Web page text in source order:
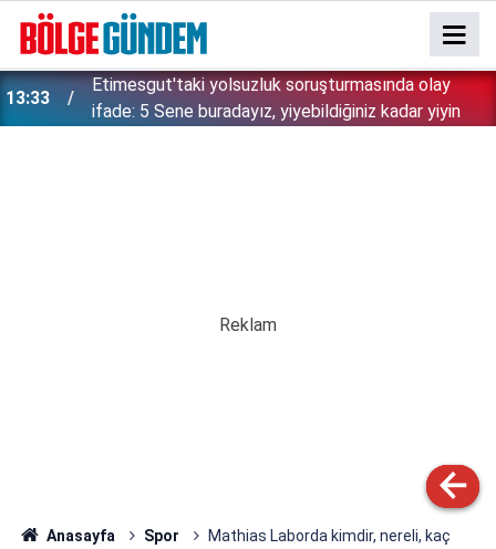
13:33
Etimesgut'taki yolsuzluk soruşturmasında olay
ifade: 5 Sene buradayız, yiyebildiğiniz kadar yiyin
Anasayfa Spor
Mathias Laborda kimdir, nereli, kaç